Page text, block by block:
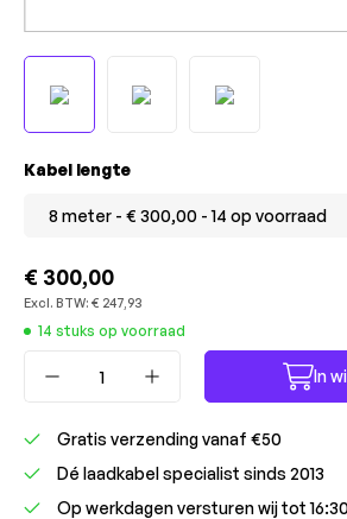
Selecteer
Kabel lengte
€ 300,00
Excl. BTW: € 247,93
14 stuks op voorraad
In
Gratis verzending vanaf €50
Dé laadkabel specialist sinds 2013
Op werkdagen versturen wij tot